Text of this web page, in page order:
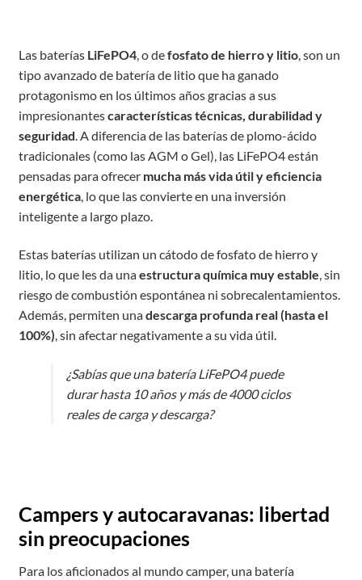
Las baterías LiFePO4, o defosfato de hierro y litio, son un
tipo avanzado de batería de litio que ha ganado
protagonismo en los últimos años gracias a sus
impresionantescaracterísticas técnicas, durabilidad y
seguridad . A diferencia de las baterías de plomo-ácido
tradicionales (como las AGM o Gel), las LiFePO4 están
pensadas para ofrecer mucha más vida útil y eficiencia
energética, lo que las convierte en una inversión
inteligente a largo plazo.
Estas baterías utilizan un cátodo de fosfato de hierro y
litio, lo que les da unaestructura química muy estable, sin
riesgo de combustión espontánea ni sobrecalentamientos.
Además, permiten unadescarga profunda real (hasta el
100%), sin afectar negativamente a su vida útil.
¿Sabías que una batería LiFePO4 puede
durar hasta 10 años y más de 4000 ciclos
reales de carga y descarga?
Campers y autocaravanas: libertad
sin preocupaciones
Para los aficionados al mundo camper, una batería